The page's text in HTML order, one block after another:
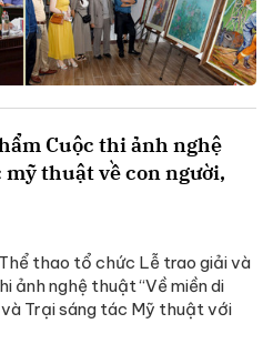
Cuộc thi ảnh nghệ
thuật về con người,
Thể thao tổ chức Lễ trao giải và
ảnh nghệ thuật “Về miền di
Trại sáng tác Mỹ thuật với